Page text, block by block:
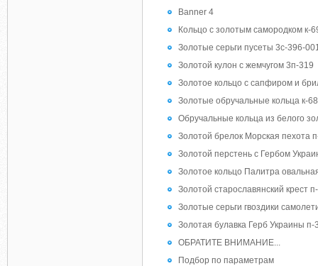
Banner 4
Кольцо с золотым самородком к-
Золотые серьги пусеты 3с-396-
Золотой кулон с жемчугом 3п-319
Золотое кольцо с сапфиром и
Золотые обручальные кольца к-
Обручальные кольца из белого
Золотой брелок Морская пехота
Золотой перстень с Гербом
Золотое кольцо Палитра
Золотой старославянский крест
Золотые серьги гвоздики
Золотая булавка Герб Украины п-
ОБРАТИТЕ ВНИМАНИЕ...
Подбор по параметрам